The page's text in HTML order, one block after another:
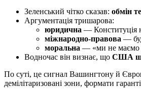
Зеленський чітко сказав: обмін
Аргументація тришарова:
юридична — Конституція
міжнародно-правова —
моральна — «ми не маємо
Водночас він визнає, що США
По суті, це сигнал Вашингтону й
демілітаризовані зони, формати